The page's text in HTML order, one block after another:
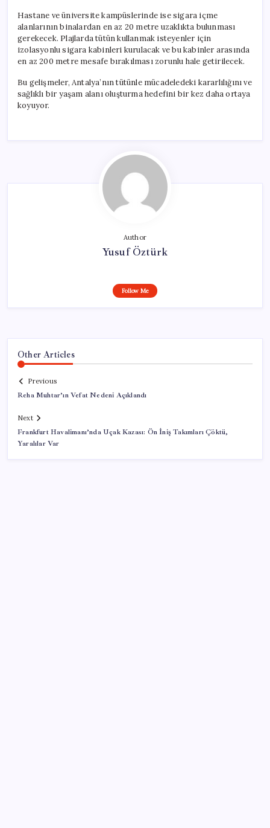
Hastane ve üniversite kampüslerinde ise sigara içme
alanlarının binalardan en az 20 metre uzaklıkta bulunması
gerekecek. Plajlarda tütün kullanmak isteyenler için
izolasyonlu sigara kabinleri kurulacak ve bu kabinler arasında
en az 200 metre mesafe bırakılması zorunlu hale getirilecek.
Bu gelişmeler, Antalya’nın tütünle mücadeledeki kararlılığını ve
sağlıklı bir yaşam alanı oluşturma hedefini bir kez daha ortaya
koyuyor.
Author
Yusuf Öztürk
Follow Me
Other Articles
Previous
Reha Muhtar’ın Vefat Nedeni Açıklandı
Next
Frankfurt Havalimanı’nda Uçak Kazası: Ön İniş Takımları Çöktü,
Yaralılar Var